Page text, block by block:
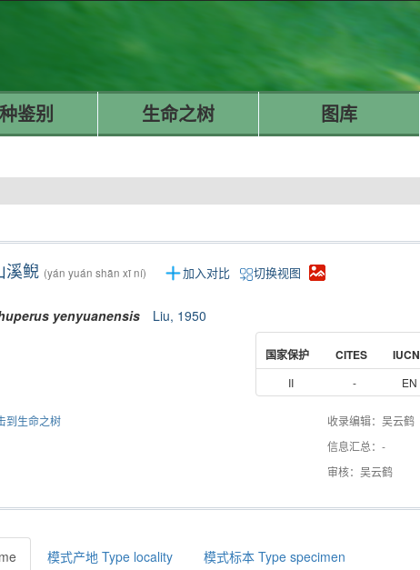
鉴别 生命之树 图库
溪鲵 (yán yuán shān xī ní) 加入对比 切换视图
yenyuanensis Liu, 1950
国家保护 CITES IUCN
II - EN
到生命之树
收录编辑：吴云鹤
信息汇总：-
审核：吴云鹤
模式产地 Type locality 模式标本 Type specimen